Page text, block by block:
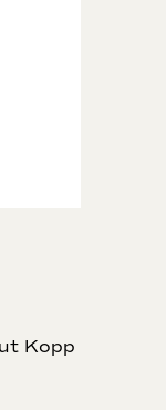
Kopp